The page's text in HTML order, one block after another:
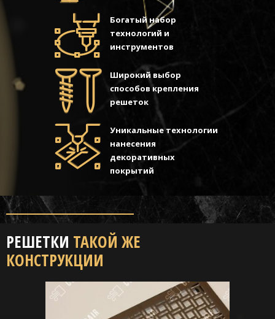
Богатый набор
технологий и
инструментов
Широкий выбор
способов крепления
решеток
Уникальные технологии
нанесения
декоративных
покрытий
РЕШЕТКИ ТАКОЙ ЖЕ
КОНСТРУКЦИИ